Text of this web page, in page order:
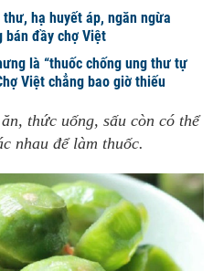
hạ huyết áp, ngăn ngừa
bán đầy chợ Việt
là “thuốc chống ung thư tự
Việt chẳng bao giờ thiếu
thức uống, sấu còn có thể
nhau để làm thuốc.